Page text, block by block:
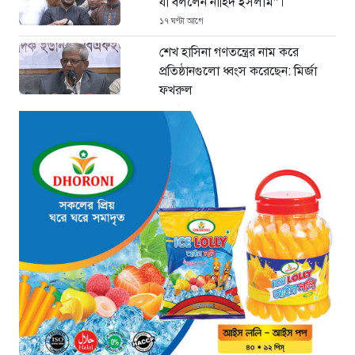
১৭ ঘণ্টা আগে
শেখ হাসিনা গণতন্ত্রের নাম করে
প্রতিষ্ঠানগুলো ধ্বংস করেছেন: মির্জা
ফখরুল
১৮ ঘণ্টা আগে
থাইল্যান্ডে ভয়াবহ বন্দুক হামলা: দাদা-
দাদিসহ স্কুলে আরও ৭ জনকে হত্যা
১৮ ঘণ্টা আগে
সিলেটে দুই বাসের ভয়াবহ সংঘর্ষ: ঝরে
গেল ৮টি তাজা প্রাণ, হাসপাতালে ২৫
১৮ ঘণ্টা আগে
সিলিন্ডার লিকেজে ভয়াবহ অগ্নিকাণ্ড:
দগ্ধ ৩ জনের অবস্থা আশঙ্কাজনক
১৮ ঘণ্টা আগে
খুনির দোসর ও ফ্যাসিবাদের সহযোগী’,